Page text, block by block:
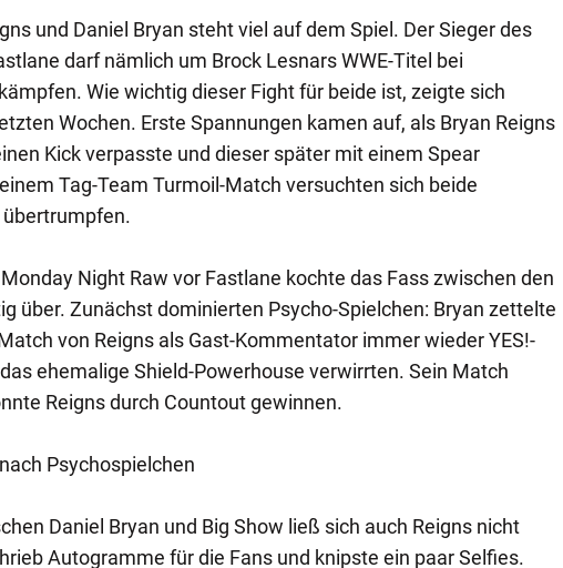
und Daniel Bryan steht viel auf dem Spiel. Der Sieger des
darf nämlich um Brock Lesnars WWE-Titel bei
Wie wichtig dieser Fight für beide ist, zeigte sich
Wochen. Erste Spannungen kamen auf, als Bryan Reigns
Kick verpasste und dieser später mit einem Spear
Tag-Team Turmoil-Match versuchten sich beide
Night Raw vor Fastlane kochte das Fass zwischen den
über. Zunächst dominierten Psycho-Spielchen: Bryan zettelte
von Reigns als Gast-Kommentator immer wieder YES!-
ehemalige Shield-Powerhouse verwirrten. Sein Match
Reigns durch Countout gewinnen.
Psychospielchen
Daniel Bryan und Big Show ließ sich auch Reigns nicht
Autogramme für die Fans und knipste ein paar Selfies.